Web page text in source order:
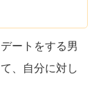
ートをする男
、自分に対し